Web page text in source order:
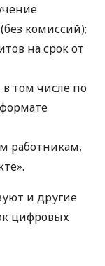
комиссий);
на срок от
том числе по
работникам,
и другие
цифровых